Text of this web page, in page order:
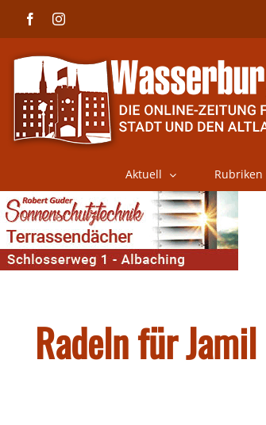
FacebookInstagram
Aktuell Rubriken
Radeln für Jamil